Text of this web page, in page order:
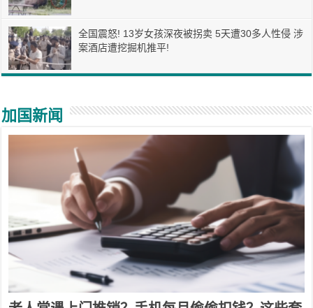
全国震怒! 13岁女孩深夜被拐卖 5天遭30多人性侵 涉
案酒店遭挖掘机推平!
加国新闻